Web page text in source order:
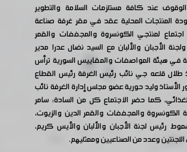
الوقوف عند كافة مستلزمات السلامة والتطوير
المنتجات المحلية عقد في مقر غرفة صناعة
لمنتجي الكونسروة والمجففات والقمر
الأجبان والألبان مع السيد نضال عدرا مدير
في هيئة المواصفات والمقاييس السورية ترأس
طلال قلعه جي نائب رئيس الغرفة رئيس القطاع
الأستاذ وليد حورية عضو مجلس إدارة الغرفة نائب
كما حضر الاجتماع كل من السادة: سامر
الكونسروة والمجففات والقمر الدين والزيوت،
رئيس لجنة الأجبان والألبان والأيس كريم،
وعدد من الصناعيين وممثليهم.